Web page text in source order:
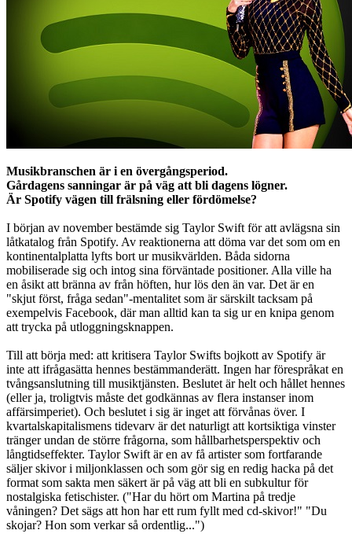
Musikbranschen är i en övergångsperiod.
Gårdagens sanningar är på väg att bli dagens lögner.
Är Spotify vägen till frälsning eller fördömelse?
I början av november bestämde sig Taylor Swift för att avlägsna sin
låtkatalog från Spotify. Av reaktionerna att döma var det som om en
kontinentalplatta lyfts bort ur musikvärlden. Båda sidorna
mobiliserade sig och intog sina förväntade positioner. Alla ville ha
en åsikt att bränna av från höften, hur lös den än var. Det är en
"skjut först, fråga sedan"-mentalitet som är särskilt tacksam på
exempelvis Facebook, där man alltid kan ta sig ur en knipa genom
att trycka på utloggningsknappen.
Till att börja med: att kritisera Taylor Swifts bojkott av Spotify är
inte att ifrågasätta hennes bestämmanderätt. Ingen har förespråkat en
tvångsanslutning till musiktjänsten. Beslutet är helt och hållet hennes
(eller ja, troligtvis måste det godkännas av flera instanser inom
affärsimperiet). Och beslutet i sig är inget att förvånas över. I
kvartalskapitalismens tidevarv är det naturligt att kortsiktiga vinster
tränger undan de större frågorna, som hållbarhetsperspektiv och
långtidseffekter. Taylor Swift är en av få artister som fortfarande
säljer skivor i miljonklassen och som gör sig en redig hacka på det
format som sakta men säkert är på väg att bli en subkultur för
nostalgiska fetischister. ("Har du hört om Martina på tredje
våningen? Det sägs att hon har ett rum fyllt med cd-skivor!" "Du
skojar? Hon som verkar så ordentlig...")